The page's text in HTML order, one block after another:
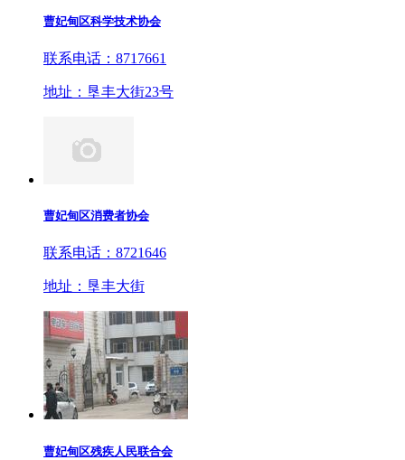
曹妃甸区科学技术协会
联系电话：8717661
地址：垦丰大街23号
曹妃甸区消费者协会
联系电话：8721646
地址：垦丰大街
曹妃甸区残疾人民联合会